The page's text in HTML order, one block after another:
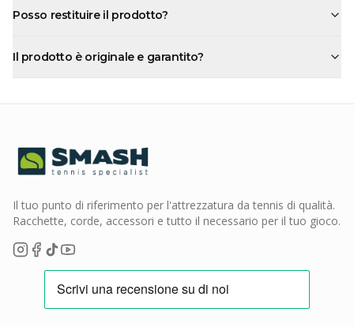
Posso restituire il prodotto?
Il prodotto è originale e garantito?
Il tuo punto di riferimento per l'attrezzatura da tennis di qualità.
Racchette, corde, accessori e tutto il necessario per il tuo gioco.